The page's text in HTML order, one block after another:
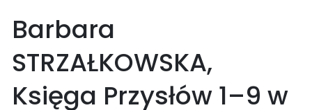
Barbara
STRZAŁKOWSKA,
Księga Przysłów 1–9 w